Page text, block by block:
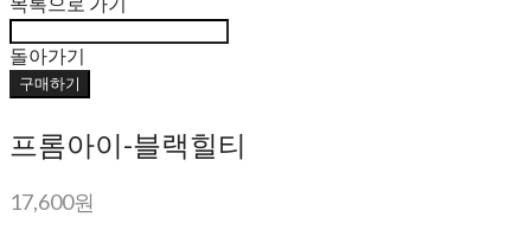
돌아가기
구매하기
프롬아이-블랙힐티
17,600원